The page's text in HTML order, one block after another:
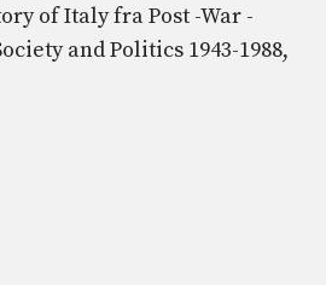
of Italy fra Post -War -
and Politics 1943-1988,